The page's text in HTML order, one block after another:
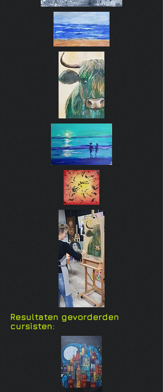
Resultaten gevorderden
cursisten: